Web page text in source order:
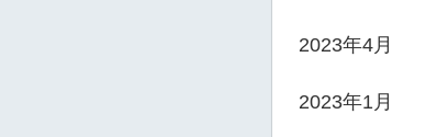
2023年4月
2023年1月